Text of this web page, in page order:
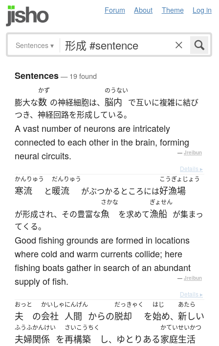
Forum About Theme Log in
Sentences ▾
Sentences— 19 found
膨大な
かず
数 の神経細胞は、
のうない
脳内
で互いに複雑に結び
つき、神経回路を形成している。
A vast number of neurons are intricately
connected to each other in the brain, forming
neural circuits.
— Jreibun
Details ▸
かんりゅう
寒流 と
だんりゅう
暖流 がぶつかるところには
こうぎょじょう
好漁場
が形成され、その豊富な
さかな
魚 を求めて
ぎょせん
漁船 が集まっ
てくる。
Good fishing grounds are formed in locations
where cold and warm currents collide; here
fishing boats gather in search of an abundant
supply of fish.
— Jreibun
Details ▸
おっと
夫 の
かいしゃ
会社
にんげん
人間 からの
だっきゃく
脱却 を
はじ
始め、
あたら
新しい
ふうふかんけい
夫婦関係 を
さいこうちく
再構築 し、 ゆとり ある
かていせいかつ
家庭生活